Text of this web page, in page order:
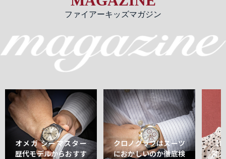
ファイアーキッズマガジン
オメガ シーマスター
歴代モデルからおすす
クロノグラフはスーツ
におかしいのか徹底検
【
能